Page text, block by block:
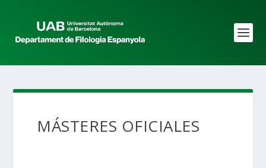
MÁSTERES OFICIALES